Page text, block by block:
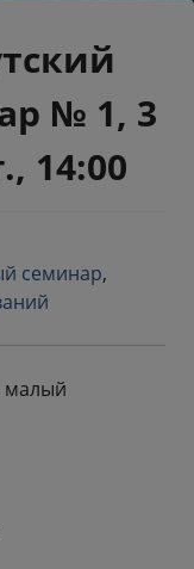
№ 1, 3
14:00
семинар,
малый